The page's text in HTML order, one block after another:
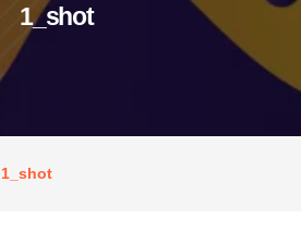
1_shot
1_shot